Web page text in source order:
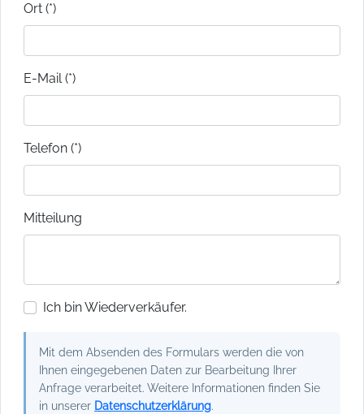
Ort (*)
E-Mail (*)
Telefon (*)
Mitteilung
Ich bin Wiederverkäufer.
Mit dem Absenden des Formulars werden die von
Ihnen eingegebenen Daten zur Bearbeitung Ihrer
Anfrage verarbeitet. Weitere Informationen finden Sie
in unserer Datenschutzerklärung.